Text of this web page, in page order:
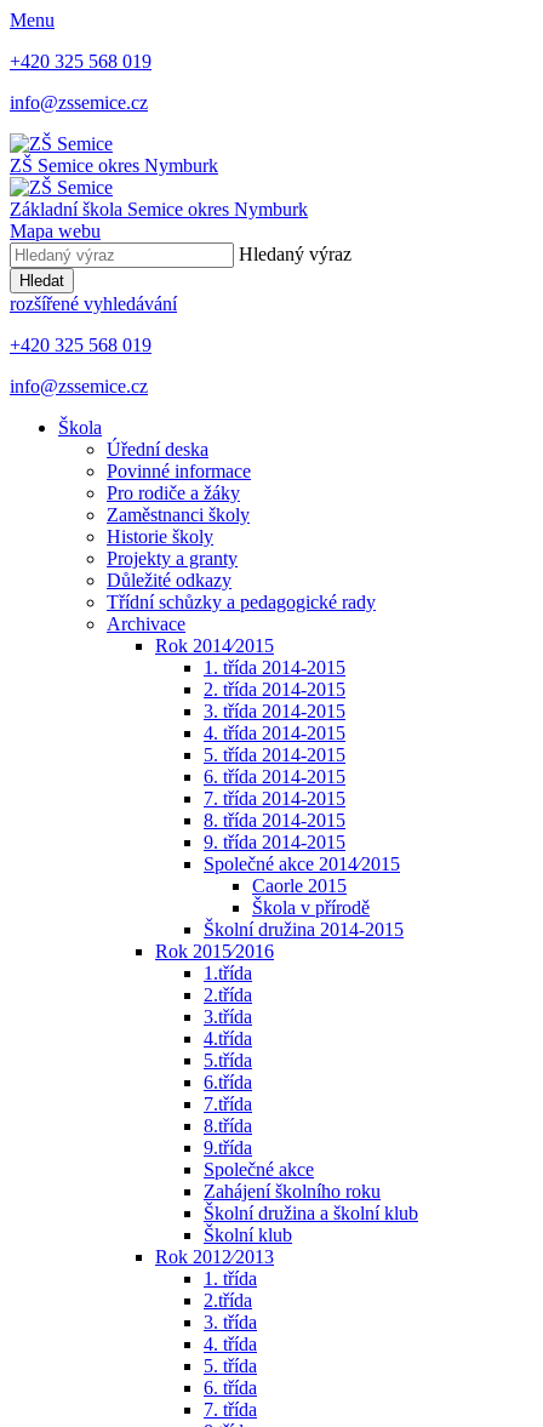
Menu
+420 325 568 019
info@zssemice.cz
ZŠ Semice okres Nymburk
Základní škola Semice okres Nymburk
Mapa webu
Hledaný výraz
Hledat
rozšířené vyhledávání
+420 325 568 019
info@zssemice.cz
Škola
Úřední deska
Povinné informace
Pro rodiče a žáky
Zaměstnanci školy
Historie školy
Projekty a granty
Důležité odkazy
Třídní schůzky a pedagogické rady
Archivace
Rok 2014⁄2015
1. třída 2014-2015
2. třída 2014-2015
3. třída 2014-2015
4. třída 2014-2015
5. třída 2014-2015
6. třída 2014-2015
7. třída 2014-2015
8. třída 2014-2015
9. třída 2014-2015
Společné akce 2014⁄2015
Caorle 2015
Škola v přírodě
Školní družina 2014-2015
Rok 2015⁄2016
1.třída
2.třída
3.třída
4.třída
5.třída
6.třída
7.třída
8.třída
9.třída
Společné akce
Zahájení školního roku
Školní družina a školní klub
Školní klub
Rok 2012⁄2013
1. třída
2.třída
3. třída
4. třída
5. třída
6. třída
7. třída